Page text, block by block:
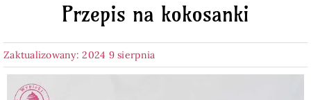
Desery
Przepis na kokosanki
Zaktualizowany: 2024 9 sierpnia